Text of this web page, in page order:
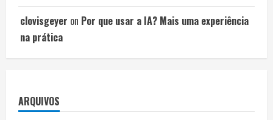
clovisgeyer on Por que usar a IA? Mais uma experiência
na prática
ARQUIVOS